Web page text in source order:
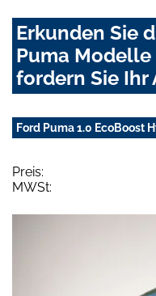
Erkunden Sie
Puma
fordern Sie Ihr
Ford Puma 1.0 EcoBoost
Preis:
MWSt: